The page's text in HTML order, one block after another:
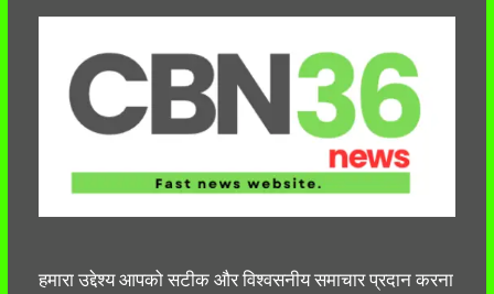
हमारा उद्देश्य आपको सटीक और विश्वसनीय समाचार प्रदान करना